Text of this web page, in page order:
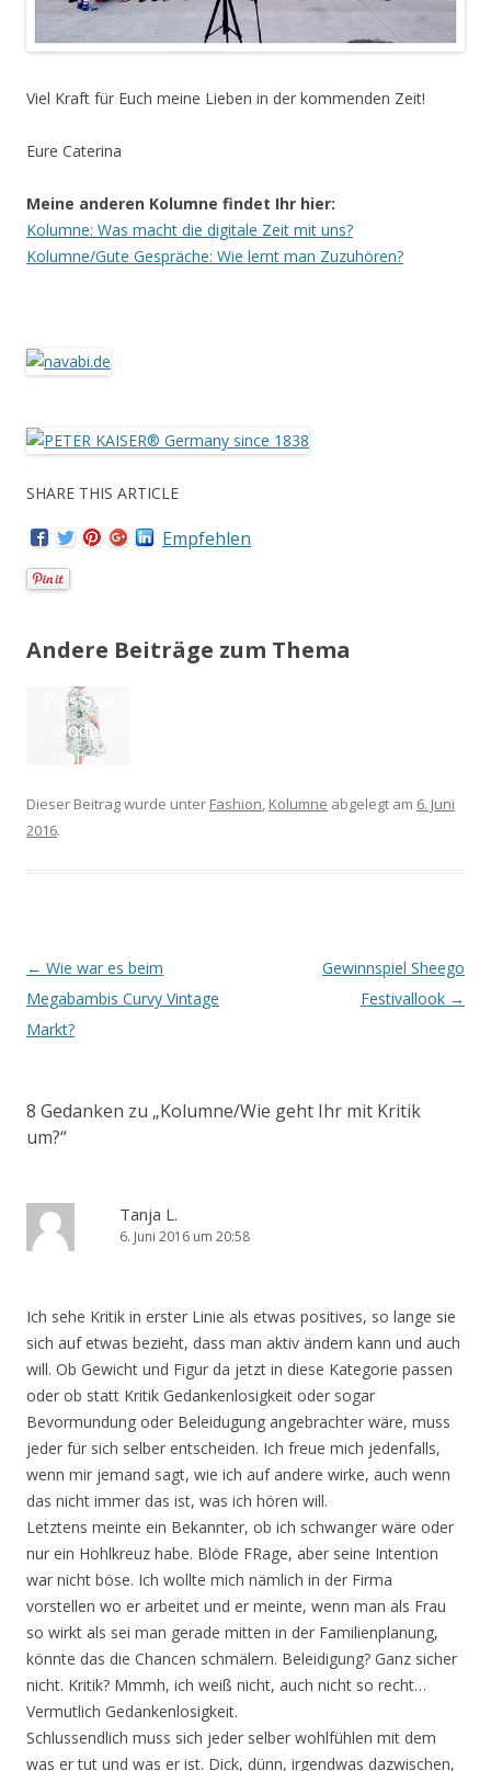
Viel Kraft für Euch meine Lieben in der kommenden Zeit!
Eure Caterina
Meine anderen Kolumne findet Ihr hier:
Kolumne: Was macht die digitale Zeit mit uns?
Kolumne/Gute Gespräche: Wie lernt man Zuzuhören?
SHARE THIS ARTICLE
Empfehlen
Andere Beiträge zum Thema
Reisen: Wie
war es in
Wien?
Dieser Beitrag wurde unter Fashion, Kolumne abgelegt am 6. Juni
2016.
Artikel-Navigation
← Wie war es beim
Megabambis Curvy Vintage
Markt?
Gewinnspiel Sheego
Festivallook →
8 Gedanken zu „Kolumne/Wie geht Ihr mit Kritik
um?“
Tanja L.
6. Juni 2016 um 20:58
Ich sehe Kritik in erster Linie als etwas positives, so lange sie
sich auf etwas bezieht, dass man aktiv ändern kann und auch
will. Ob Gewicht und Figur da jetzt in diese Kategorie passen
oder ob statt Kritik Gedankenlosigkeit oder sogar
Bevormundung oder Beleidugung angebrachter wäre, muss
jeder für sich selber entscheiden. Ich freue mich jedenfalls,
wenn mir jemand sagt, wie ich auf andere wirke, auch wenn
das nicht immer das ist, was ich hören will.
Letztens meinte ein Bekannter, ob ich schwanger wäre oder
nur ein Hohlkreuz habe. Blöde FRage, aber seine Intention
war nicht böse. Ich wollte mich nämlich in der Firma
vorstellen wo er arbeitet und er meinte, wenn man als Frau
so wirkt als sei man gerade mitten in der Familienplanung,
könnte das die Chancen schmälern. Beleidigung? Ganz sicher
nicht. Kritik? Mmmh, ich weiß nicht, auch nicht so recht…
Vermutlich Gedankenlosigkeit.
Schlussendlich muss sich jeder selber wohlfühlen mit dem
was er tut und was er ist. Dick, dünn, irgendwas dazwischen,